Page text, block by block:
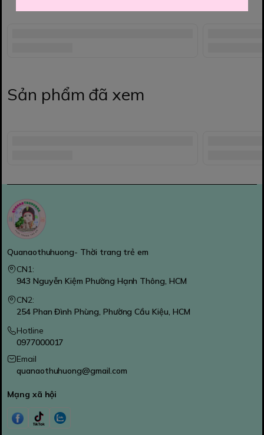
Sản phẩm đã xem
Quanaothuhuong- Thời trang trẻ em
CN1:
943 Nguyễn Kiệm Phường Hạnh Thông, HCM
CN2:
254 Phan Đình Phùng, Phường Cầu Kiệu, HCM
Hotline
0977000017
Email
quanaothuhuong@gmail.com
Mạng xã hội